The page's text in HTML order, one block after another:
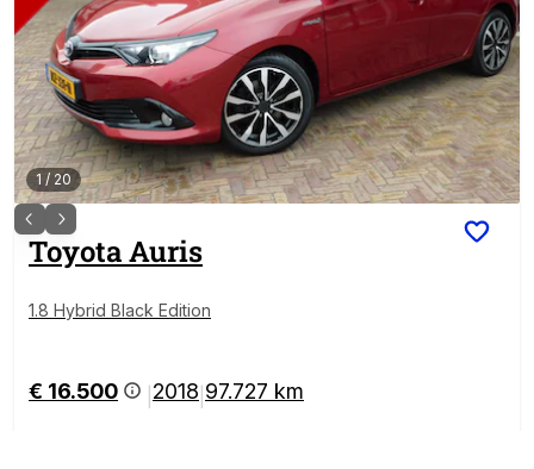
1 / 20
ToyotaAuris
1.8 Hybrid Black Edition
€ 16.500 2018 97.727 km